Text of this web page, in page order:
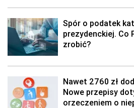
Spór o podatek
prezydenckiej. Co
zrobić?
Nawet 2760 zł
Nowe przepisy
orzeczeniem o